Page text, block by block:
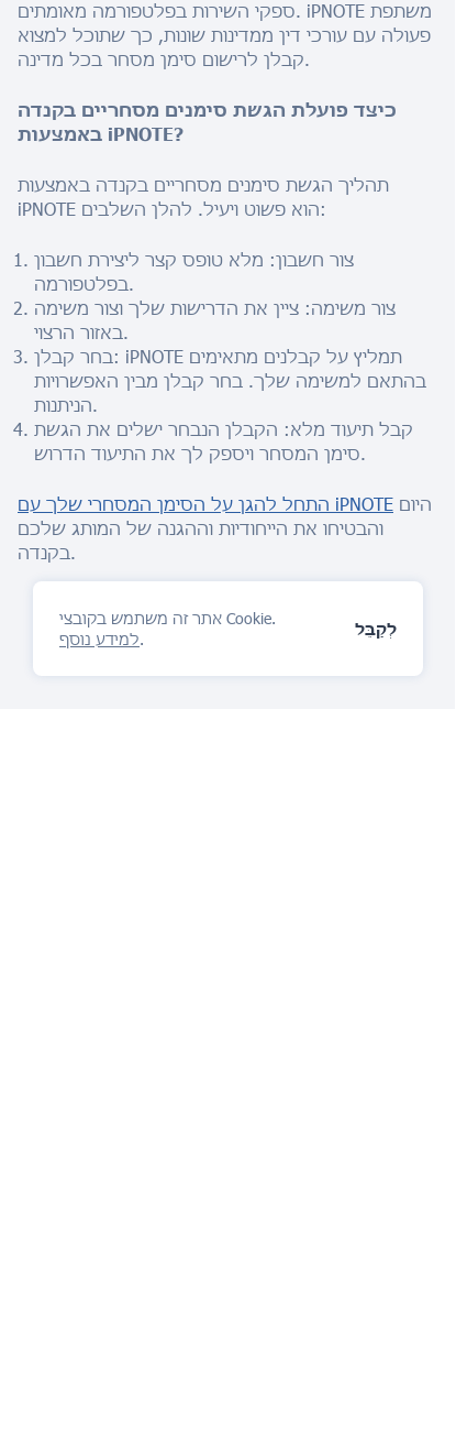
אתר זה משתמש בקובצי Cookie.
למידע נוסף.
לְקַבֵּל
ספקי השירות בפלטפורמה מאומתים. iPNOTE משתפת
פעולה עם עורכי דין ממדינות שונות, כך שתוכל למצוא
קבלן לרישום סימן מסחר בכל מדינה.
כיצד פועלת הגשת סימנים מסחריים בקנדה
באמצעות iPNOTE?
תהליך הגשת סימנים מסחריים בקנדה באמצעות
iPNOTE הוא פשוט ויעיל. להלן השלבים:
צור חשבון: מלא טופס קצר ליצירת חשבון
בפלטפורמה.
צור משימה: ציין את הדרישות שלך וצור משימה
באזור הרצוי.
בחר קבלן: iPNOTE תמליץ על קבלנים מתאימים
בהתאם למשימה שלך. בחר קבלן מבין האפשרויות
הניתנות.
קבל תיעוד מלא: הקבלן הנבחר ישלים את הגשת
סימן המסחר ויספק לך את התיעוד הדרוש.
התחל להגן על הסימן המסחרי שלך עם iPNOTE
והבטיחו את הייחודיות וההגנה של המותג שלכם
בקנדה.